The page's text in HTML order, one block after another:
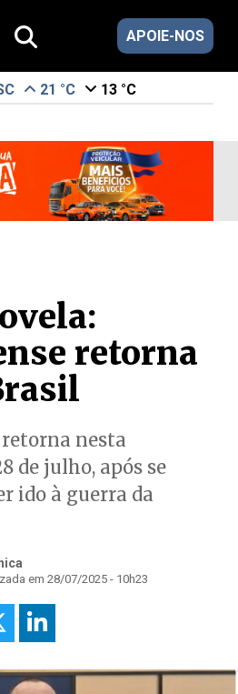
APOIE-NOS
21 °C 13 °C
retorna
nesta
de julho, após se
ido à guerra da
em 28/07/2025 - 10h23